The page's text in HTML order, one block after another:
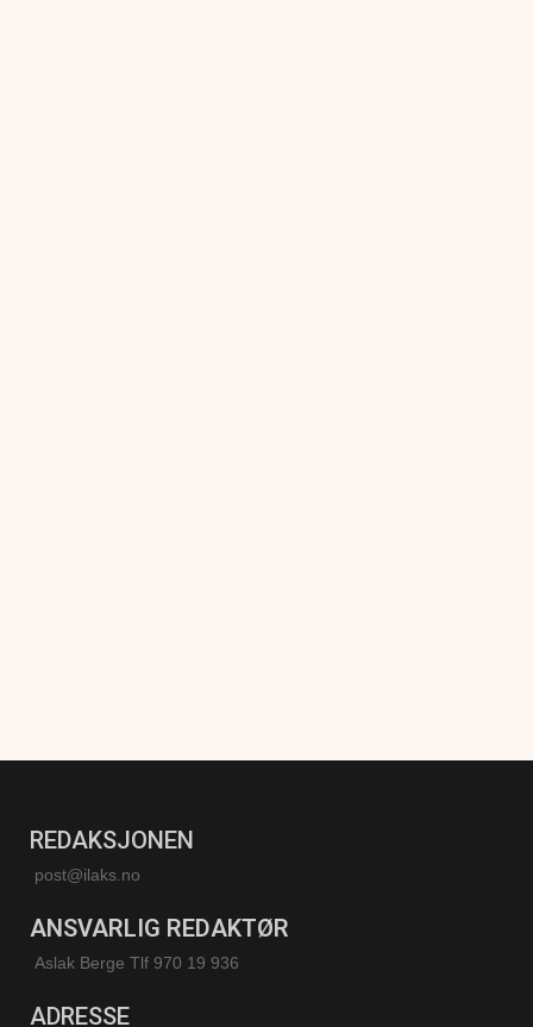
REDAKSJONEN
post@ilaks.no
ANSVARLIG REDAKTØR
Aslak Berge Tlf 970 19 936
ADRESSE